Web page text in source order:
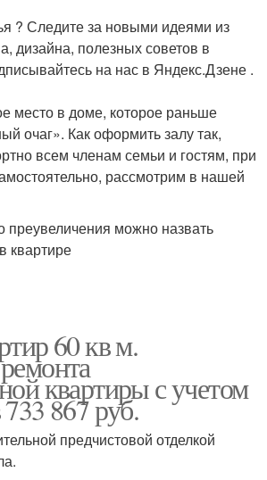
? Следите за новыми идеями из
дизайна, полезных советов в
на нас в Яндекс.Дзене .
место в доме, которое раньше
очаг». Как оформить залу так,
всем членам семьи и гостям, при
рассмотрим в нашей
преувеличения можно назвать
квартире
60 кв м.
квартиры с учетом
867 руб.
предчистовой отделкой